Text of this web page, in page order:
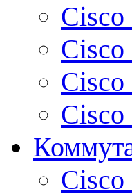
Cisco
Cisco
Cisco
Cisco